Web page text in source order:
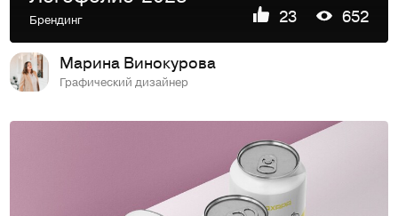
Брендинг 23 652
Марина Винокурова
Графический дизайнер